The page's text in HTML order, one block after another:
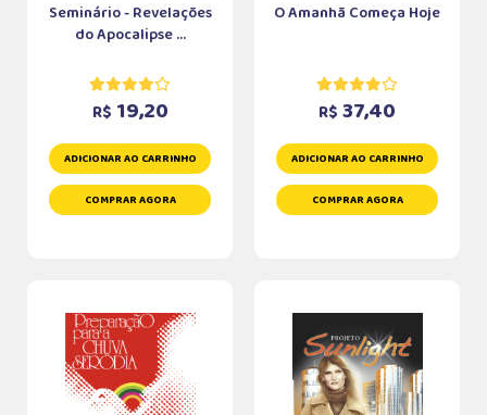
Seminário - Revelações
do Apocalipse ...
R$ 19,20
ADICIONAR AO CARRINHO
COMPRAR AGORA
O Amanhã Começa Hoje
R$ 37,40
ADICIONAR AO CARRINHO
COMPRAR AGORA